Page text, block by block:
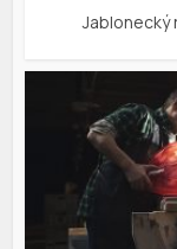
Jablonecký